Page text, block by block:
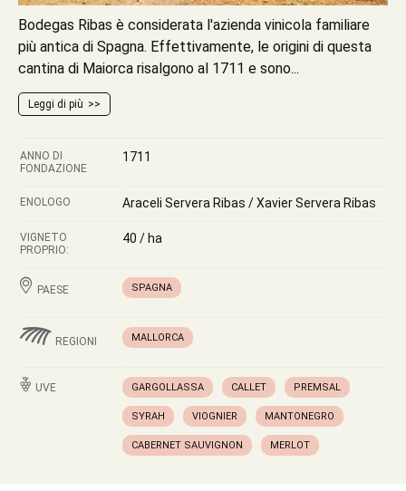
Bodegas Ribas è considerata l'azienda vinicola familiare
più antica di Spagna. Effettivamente, le origini di questa
cantina di Maiorca risalgono al 1711 e sono...
Leggi di più
ANNO DI
FONDAZIONE
1711
ENOLOGO Araceli Servera Ribas / Xavier Servera Ribas
VIGNETO
PROPRIO:
40 / ha
PAESE SPAGNA
REGIONI MALLORCA
UVE GARGOLLASSA CALLET PREMSAL
SYRAH VIOGNIER MANTONEGRO
CABERNET SAUVIGNON MERLOT